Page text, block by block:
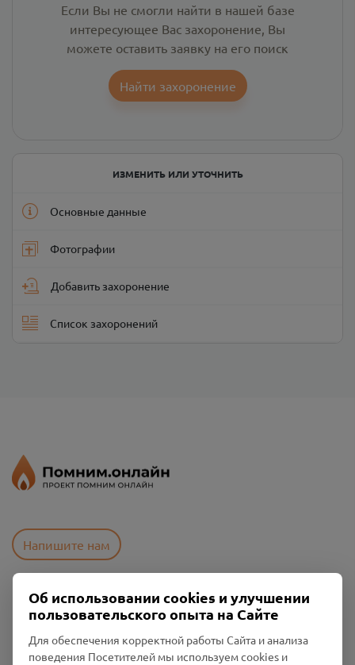
Если Вы не смогли найти в нашей базе
интересующее Вас захоронение, Вы
можете оставить заявку на его поиск
Найти захоронение
ИЗМЕНИТЬ ИЛИ УТОЧНИТЬ
Основные данные
Фотографии
Добавить захоронение
Список захоронений
Напишите нам
Пользовательское соглашение
Политика конфиденциальности
Промо-материалы
Об использовании cookies и улучшении
пользовательского опыта на Сайте
Для обеспечения корректной работы Сайта и анализа
поведения Посетителей мы используем cookies и